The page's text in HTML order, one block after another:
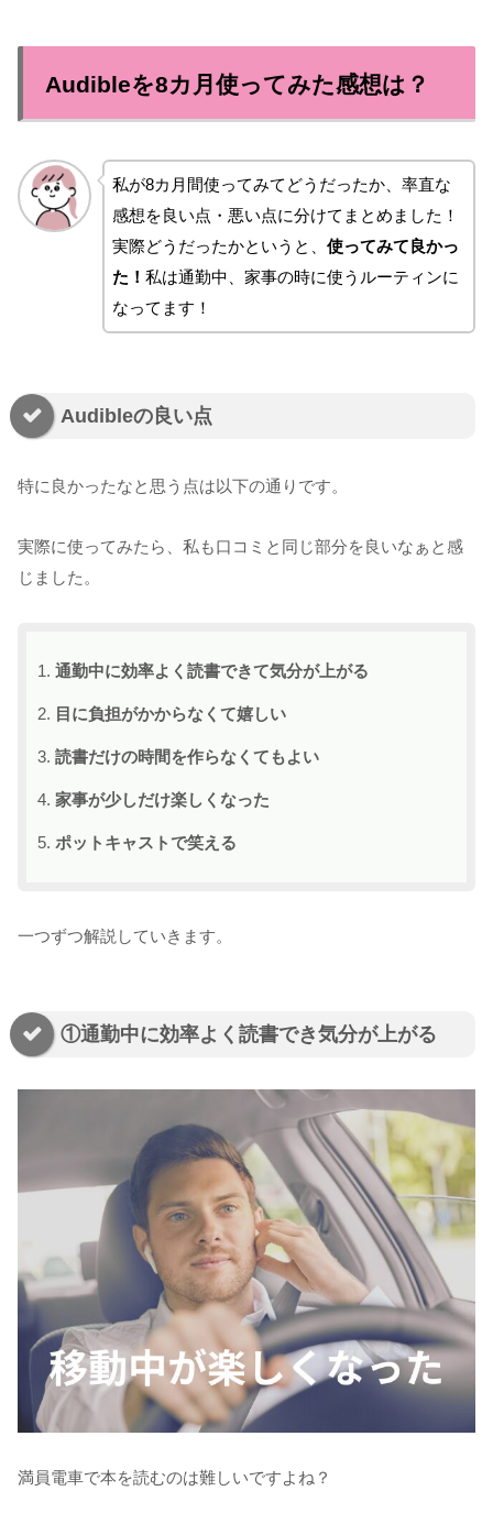
Audibleを8カ月使ってみた感想は？
私が8カ月間使ってみてどうだったか、率直な
感想を良い点・悪い点に分けてまとめました！
実際どうだったかというと、 使ってみて良かっ
た！ 私は通勤中、家事の時に使うルーティンに
なってます！
Audibleの良い点
特に良かったなと思う点は以下の通りです。
実際に使ってみたら、私も口コミと同じ部分を良いなぁと感
じました。
通勤中に効率よく読書できて気分が上がる
目に負担がかからなくて嬉しい
読書だけの時間を作らなくてもよい
家事が少しだけ楽しくなった
ポットキャストで笑える
一つずつ解説していきます。
①通勤中に効率よく読書でき気分が上がる
満員電車で本を読むのは難しいですよね？